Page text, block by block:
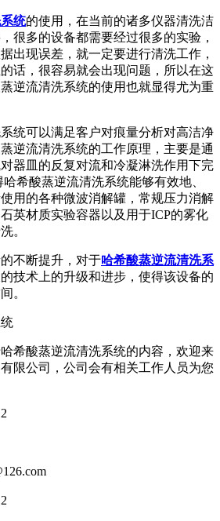
统的使用，在当前的诸多仪器清洗洁
很多的设备都需要经过很多的实验，
出现误差，就一定要进行清洗工作，
话，很容易就会出现问题，所以在这
逆流清洗系统的使用也就显得尤为重
可以满足客户对痕量分析对高洁净
逆流清洗系统的工作原理，主要是通
器皿的反复对流和冷凝淋洗作用下完
希酸蒸逆流清洗系统能够有效地、
用的各种微波消解罐，常规压力消解
英材质实验容器以及用于ICP的雾化
。
不断提升，对于哈希酸蒸逆流清洗系
技术上的升级和进步，使得该设备的
。
酸蒸逆流清洗系统的内容，欢迎来
限公司，公司会有相关工作人员为您